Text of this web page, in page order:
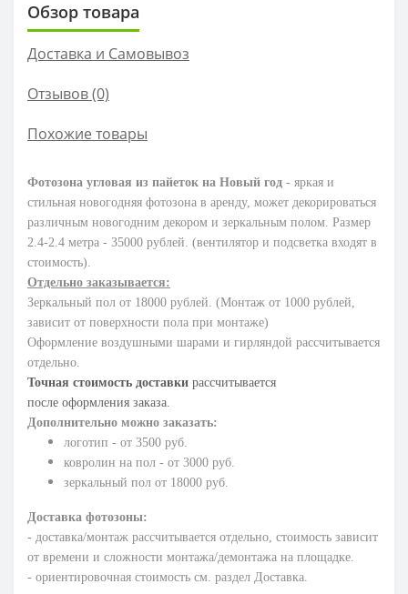
Обзор товара
Доставка и Самовывоз
Отзывов (0)
Похожие товары
Фотозона угловая из пайеток на Новый год - яркая и
стильная новогодняя фотозона в аренду, может декорироваться
различным новогодним декором и зеркальным полом. Размер
2.4-2.4 метра - 35000 рублей. (вентилятор и подсветка входят в
стоимость).
Отдельно заказывается:
Зеркальный пол от 18000 рублей. (Монтаж от 1000 рублей,
зависит от поверхности пола при монтаже)
Оформление воздушными шарами и гирляндой рассчитывается
отдельно.
Точная стоимость доставки рассчитывается
после оформления заказа.
Дополнительно можно заказать:
логотип - от 3500 руб.
ковролин на пол - от 3000 руб.
зеркальный пол от 18000 руб.
Доставка фотозоны:
- доставка/монтаж рассчитывается отдельно, стоимость зависит
от времени и сложности монтажа/демонтажа на площадке.
- ориентировочная стоимость см. раздел Доставка.